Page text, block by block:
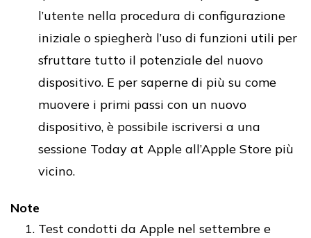
l’utente nella procedura di configurazione
iniziale o spiegherà l’uso di funzioni utili per
sfruttare tutto il potenziale del nuovo
dispositivo. E per saperne di più su come
muovere i primi passi con un nuovo
dispositivo, è possibile iscriversi a una
sessione Today at Apple all’Apple Store più
vicino.
Note
Test condotti da Apple nel settembre e